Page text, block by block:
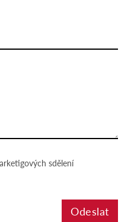
sdělení